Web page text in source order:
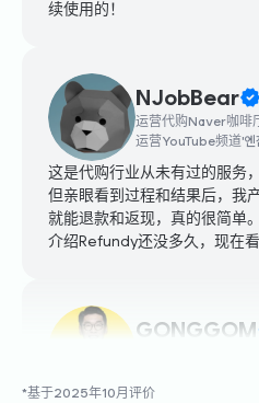
运营代购Naver咖啡厅
运营YouTube频道'엔
这是代购行业从未有过的服务
但亲眼看到过程和结果后，我
就能退款和返现，真的很简单
介绍Refundy还没多久，现在
运营代购Naver咖啡
疑，但实际收到几次退款后，
*基于2025年10月评价